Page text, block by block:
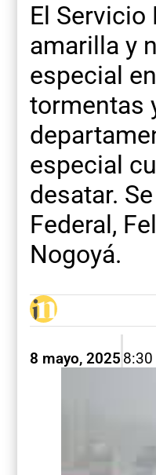
El
amarilla y
especial
tormentas
especial
desatar.
Federal,
Nogoyá.
8 mayo, 2025